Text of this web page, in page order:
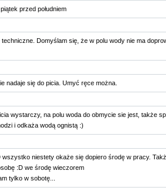
przed południem
Domyślam się, że w polu wody nie ma
nadaje się do picia. Umyć ręce można.
wystarczy, na polu woda do obmycie sie jest, także
i odkaża wodą ognistą :)
niestety okaże się dopiero środę w pracy.
:D we środę wieczorem
tylko w sobotę...